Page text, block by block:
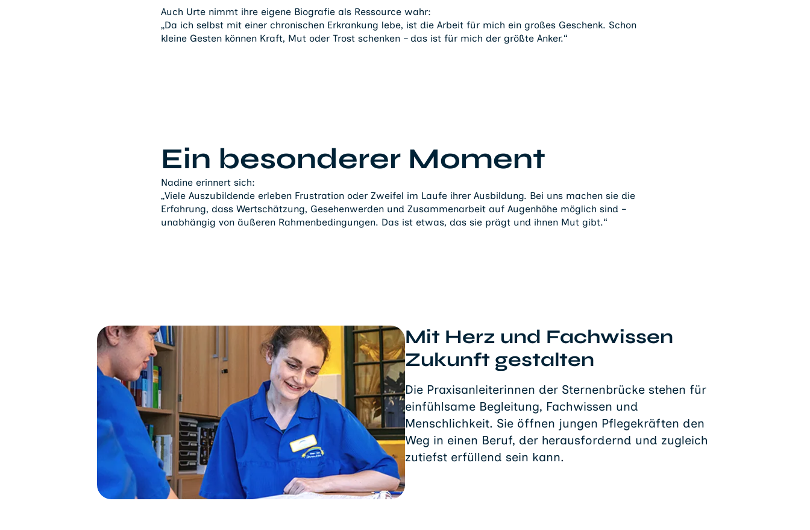
Auch Urte nimmt ihre eigene Biografie als Ressource wahr:
„Da ich selbst mit einer chronischen Erkrankung lebe, ist die Arbeit für mich ein großes Geschenk. Schon
kleine Gesten können Kraft, Mut oder Trost schenken – das ist für mich der größte Anker.“
Ein besonderer Moment
Nadine erinnert sich:
„Viele Auszubildende erleben Frustration oder Zweifel im Laufe ihrer Ausbildung. Bei uns machen sie die
Erfahrung, dass Wertschätzung, Gesehenwerden und Zusammenarbeit auf Augenhöhe möglich sind –
unabhängig von äußeren Rahmenbedingungen. Das ist etwas, das sie prägt und ihnen Mut gibt.“
Mit Herz und Fachwissen
Zukunft gestalten
Die Praxisanleiterinnen der Sternenbrücke stehen für
einfühlsame Begleitung, Fachwissen und
Menschlichkeit. Sie öffnen jungen Pflegekräften den
Weg in einen Beruf, der herausfordernd und zugleich
zutiefst erfüllend sein kann.